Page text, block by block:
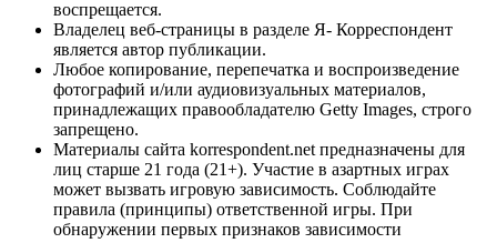
воспрещается.
Владелец веб-страницы в разделе Я- Корреспондент
является автор публикации.
Любое копирование, перепечатка и воспроизведение
фотографий и/или аудиовизуальных материалов,
принадлежащих правообладателю Getty Images, строго
запрещено.
Материалы сайта korrespondent.net предназначены для
лиц старше 21 года (21+). Участие в азартных играх
может вызвать игровую зависимость. Соблюдайте
правила (принципы) ответственной игры. При
обнаружении первых признаков зависимости